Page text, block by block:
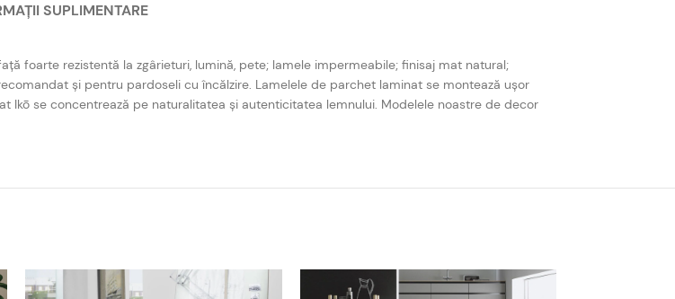
SUPLIMENTARE
foarte rezistentă la zgârieturi, lumină, pete; lamele impermeabile; finisaj mat natural;
și pentru pardoseli cu încălzire. Lamelele de parchet laminat se montează ușor
Ikō se concentrează pe naturalitatea și autenticitatea lemnului. Modelele noastre de decor